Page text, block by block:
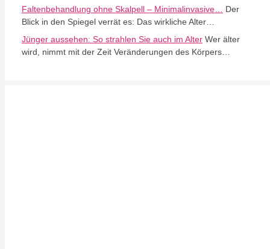
Faltenbehandlung ohne Skalpell – Minimalinvasive…
Der
Blick in den Spiegel verrät es: Das wirkliche Alter…
Jünger aussehen: So strahlen Sie auch im Alter Wer älter
wird, nimmt mit der Zeit Veränderungen des Körpers…